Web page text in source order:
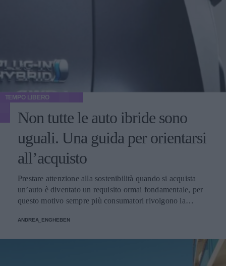
TEMPO LIBERO
Non tutte le auto ibride sono
uguali. Una guida per orientarsi
all’acquisto
Prestare attenzione alla sostenibilità quando si acquista
un’auto è diventato un requisito ormai fondamentale, per
questo motivo sempre più consumatori rivolgono la
all’interno dell’offerta? Ecco una breve guida per scegliere
ANDREA_ENGHEBEN